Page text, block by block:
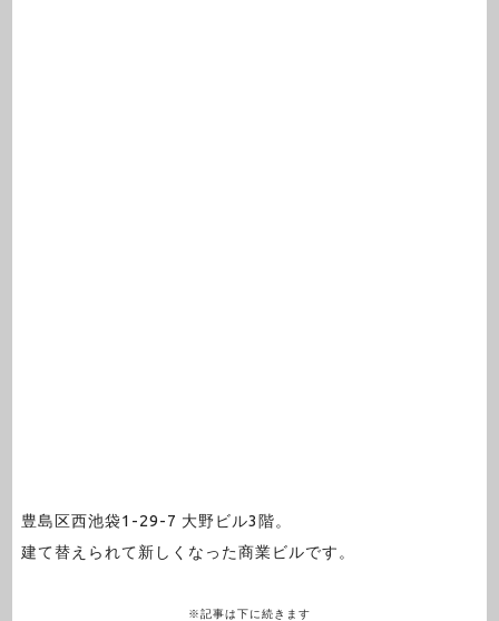
豊島区西池袋1-29-7 大野ビル3階。
建て替えられて新しくなった商業ビルです。
※記事は下に続きます